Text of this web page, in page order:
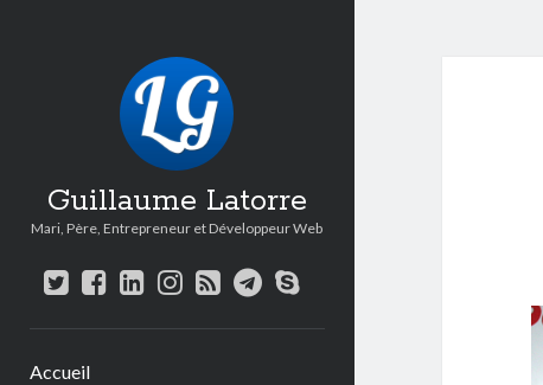
Guillaume Latorre
Mari, Père, Entrepreneur et Développeur Web
twitter
facebook
linkedin
instagram
rsstelegram
skype
Accueil